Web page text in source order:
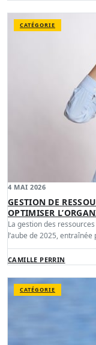
CATÉGORIE
4 MAI 2026
GESTION DE
OPTIMISER
La gestion des
l’aube de 2025, entraînée
CAMILLE PERRIN
CATÉGORIE